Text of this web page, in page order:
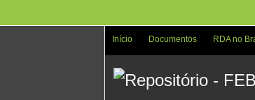
Início Documentos RDA no